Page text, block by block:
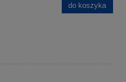
do koszyka